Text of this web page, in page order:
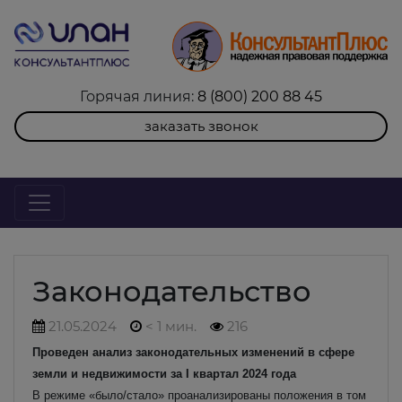
Горячая линия: 8 (800) 200 88 45
заказать звонок
Законодательство
21.05.2024 < 1 мин. 216
Проведен анализ законодательных изменений в сфере
земли и недвижимости за I квартал 2024 года
В режиме «было/стало» проанализированы положения в том